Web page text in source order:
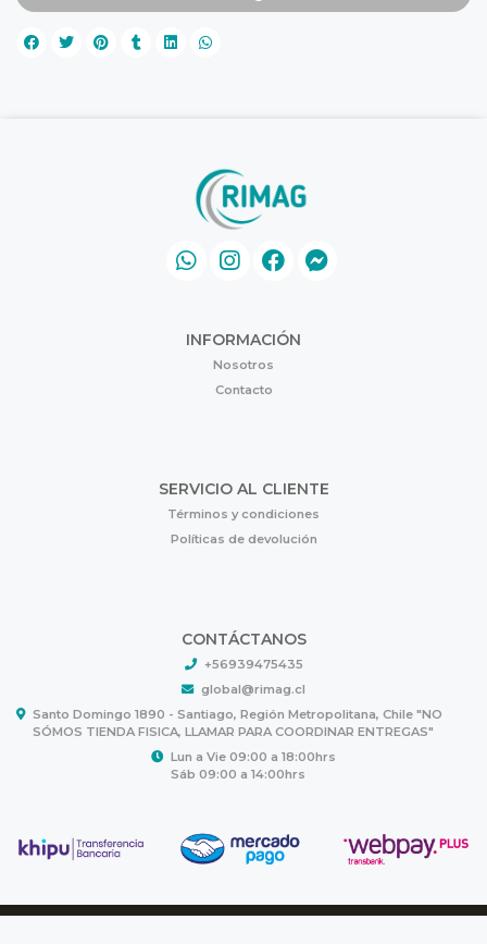
INFORMACIÓN
Nosotros
Contacto
SERVICIO AL CLIENTE
Términos y condiciones
Políticas de devolución
CONTÁCTANOS
+56939475435
global@rimag.cl
Santo Domingo 1890 - Santiago, Región Metropolitana, Chile "NO
SÓMOS TIENDA FISICA, LLAMAR PARA COORDINAR ENTREGAS"
Lun a Vie 09:00 a 18:00hrs
Sáb 09:00 a 14:00hrs